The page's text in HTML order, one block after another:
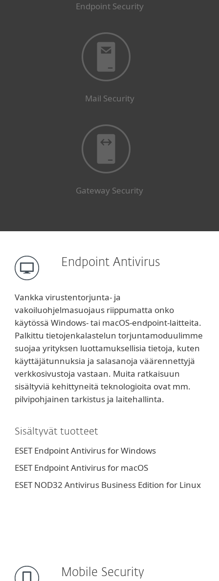
Endpoint Security
Mail Security
Gateway Security
Endpoint Antivirus
Vankka virustentorjunta- ja
vakoiluohjelmasuojaus riippumatta onko
käytössä Windows- tai macOS-endpoint-laitteita.
Palkittu tietojenkalastelun torjuntamoduulimme
suojaa yrityksen luottamuksellisia tietoja, kuten
käyttäjätunnuksia ja salasanoja väärennettyjä
verkkosivustoja vastaan. Muita ratkaisuun
sisältyviä kehittyneitä teknologioita ovat mm.
pilvipohjainen tarkistus ja laitehallinta.
Sisältyvät tuotteet
ESET Endpoint Antivirus for Windows
ESET Endpoint Antivirus for macOS
ESET NOD32 Antivirus Business Edition for Linux
Mobile Security